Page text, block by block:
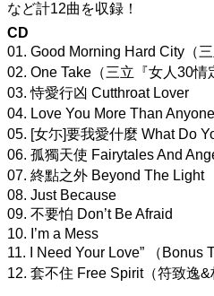
など計12曲を収録！
CD
01. Good Morning Hard City（
02. One Take（三立『女人30情
03. 恃愛行凶 Cutthroat Lover
04. Love You More Than
05. [女尓]要我愛什麼 What Do
06. 孤獨天使 Fairytales And
07. 終點之外 Beyond The Light
08. Just Because
09. 不要怕 Don’t Be Afraid
10. I’m a Mess
11. I Need Your Love” （Bonus
12. 套不住 Free Spirit（符致逸